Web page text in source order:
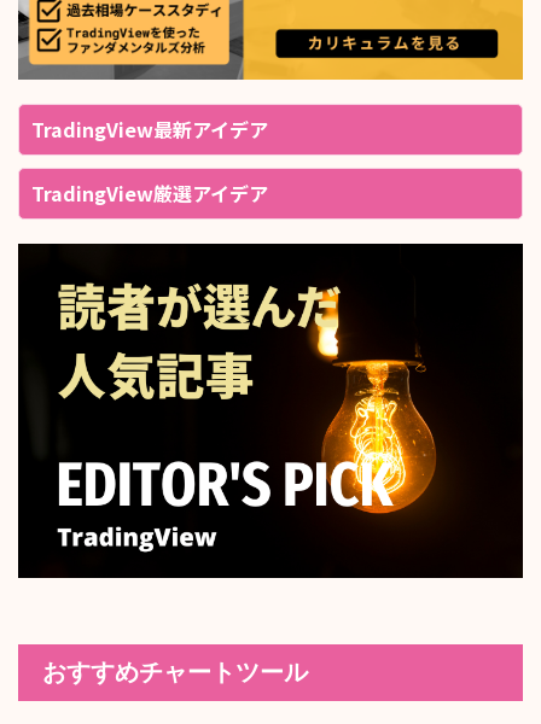
TradingView最新アイデア
TradingView厳選アイデア
おすすめチャートツール